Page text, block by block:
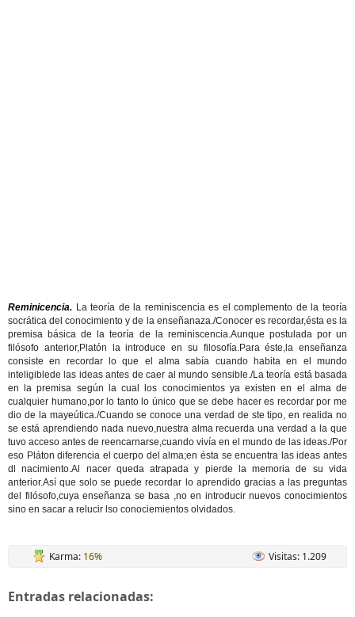
Reminicencia. La teoría de la reminiscencia es el complemento de la teoría
socrática del conocimiento y de la enseñanaza./Conocer es recordar,ésta es la
premisa básica de la teoría de la reminiscencia.Aunque postulada por un
filósofo anterior,Platón la introduce en su filosofía.Para éste,la enseñanza
consiste en recordar lo que el alma sabía cuando habita en el mundo
inteligiblede las ideas antes de caer al mundo sensible./La teoría está basada
en la premisa según la cual los conocimientos ya existen en el alma de
cualquier humano,por lo tanto lo único que se debe hacer es recordar por me
dio de la mayeútica./Cuando se conoce una verdad de ste tipo, en realida no
se está aprendiendo nada nuevo,nuestra alma recuerda una verdad a la que
tuvo acceso antes de reencarnarse,cuando vivía en el mundo de las ideas./Por
eso Pláton diferencia el cuerpo del alma;en ésta se encuentra las ideas antes
dl nacimiento.Al nacer queda atrapada y pierde la memoria de su vida
anterior.Así que solo se puede recordar lo aprendido gracias a las preguntas
del filósofo,cuya enseñanza se basa ,no en introducir nuevos conocimientos
sino en sacar a relucir lso conociemientos olvidados.
Karma: 16% Visitas: 1.209
Entradas relacionadas: